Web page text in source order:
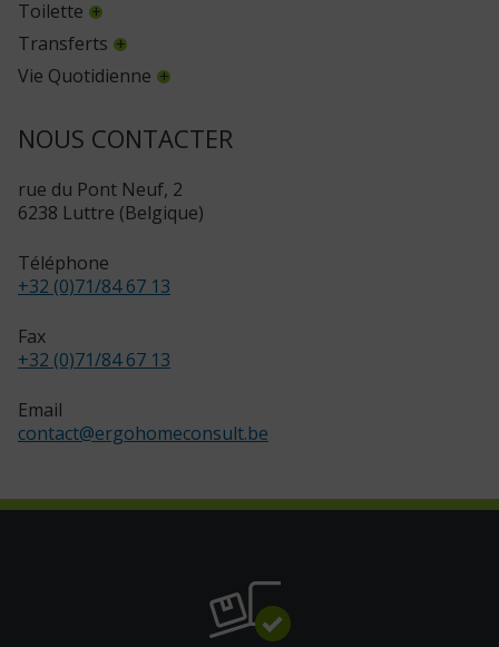
Toilette
Transferts
Vie Quotidienne
NOUS CONTACTER
rue du Pont Neuf, 2
6238 Luttre (Belgique)
Téléphone
+32 (0)71/84 67 13
Fax
+32 (0)71/84 67 13
Email
contact@ergohomeconsult.be